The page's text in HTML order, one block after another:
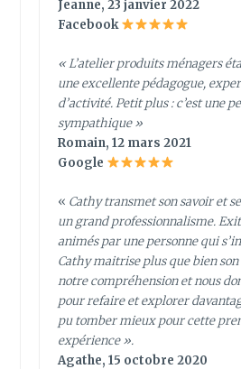
Jeanne, 23 janvier 2022
Facebook
«L’atelier produits ménagers
une excellente pédagogue,
d’activité. Petit plus : c’est une
sympathique»
Romain, 12 mars 2021
Google
« Cathy transmet son savoir et
un grand professionnalisme.
animés par une personne qui
Cathy maitrise plus que bien son
notre compréhension et nous
pour refaire et explorer
pu tomber mieux pour cette
expérience ».
Agathe, 15 octobre 2020